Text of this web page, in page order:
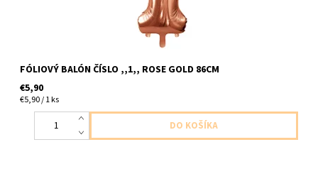
FÓLIOVÝ BALÓN ČÍSLO ,,1,, ROSE GOLD 86CM
€5,90
€5,90 / 1 ks